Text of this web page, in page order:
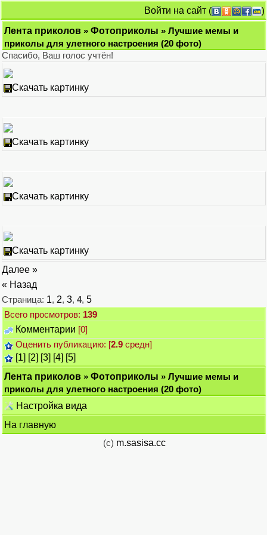
Войти на сайт (
)
Лента приколов » Фотоприколы » Лучшие мемы и
приколы для улетного настроения (20 фото)
Спасибо, Ваш голоc учтён!
Скачать картинку
Скачать картинку
Скачать картинку
Скачать картинку
Далее »
« Назад
Страница: 1, 2, 3, 4, 5
Всего просмотров: 139
Комментарии [0]
Оценить публикацию: [2.9 средн]
[1] [2] [3] [4] [5]
Лента приколов » Фотоприколы » Лучшие мемы и
приколы для улетного настроения (20 фото)
Настройка вида
На главную
(c) m.sasisa.cc